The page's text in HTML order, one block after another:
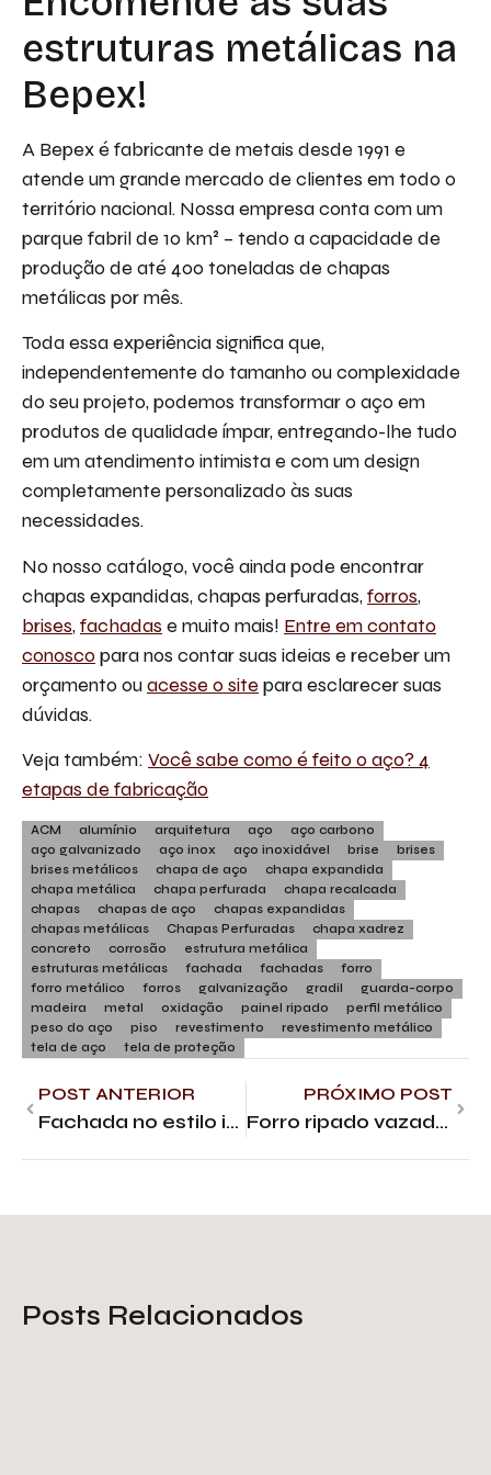
estruturas metálicas na
Bepex!
A Bepex é fabricante de metais desde 1991 e
atende um grande mercado de clientes em todo o
território nacional. Nossa empresa conta com um
parque fabril de 10 km² – tendo a capacidade de
produção de até 400 toneladas de chapas
metálicas por mês.
Toda essa experiência significa que,
independentemente do tamanho ou complexidade
do seu projeto, podemos transformar o aço em
produtos de qualidade ímpar, entregando-lhe tudo
em um atendimento intimista e com um design
completamente personalizado às suas
necessidades.
No nosso catálogo, você ainda pode encontrar
chapas expandidas, chapas perfuradas,forros,
brises,fachadas e muito mais! Entre em contato
conoscopara nos contar suas ideias e receber um
orçamento ouacesse o site para esclarecer suas
dúvidas.
Veja também: Você sabe como é feito o aço? 4
etapas de fabricação
ACM alumínio arquitetura aço
aço carbono
aço galvanizado
aço inox aço inoxidável brise
brises
brises metálicos
chapa de aço
chapa expandida
chapa metálica
chapa perfurada
chapa recalcada
chapas
chapas de aço
chapas expandidas
chapas metálicas
Chapas Perfuradas
chapa xadrez
concreto
corrosão
estrutura metálica
estruturas metálicas
fachada fachadas
forro
forro metálico
forros galvanização gradil
guarda-corpo
madeira
metal oxidação painel ripado
perfil metálico
peso do aço
piso revestimento
revestimento metálico
tela de aço
tela de proteção
POST ANTERIOR
Fachada no estilo industrial: o que saber
PRÓXIMO POST
Forro ripado vazado: 5 vantagens da madeira e do metal
Posts Relacionados